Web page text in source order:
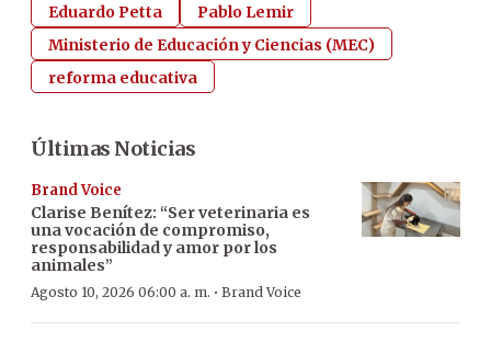
Eduardo Petta
Pablo Lemir
Ministerio de Educación y Ciencias (MEC)
reforma educativa
Últimas Noticias
Brand Voice
Clarise Benítez: “Ser veterinaria es
una vocación de compromiso,
responsabilidad y amor por los
animales”
Agosto 10, 2026 06:00 a. m. · Brand Voice